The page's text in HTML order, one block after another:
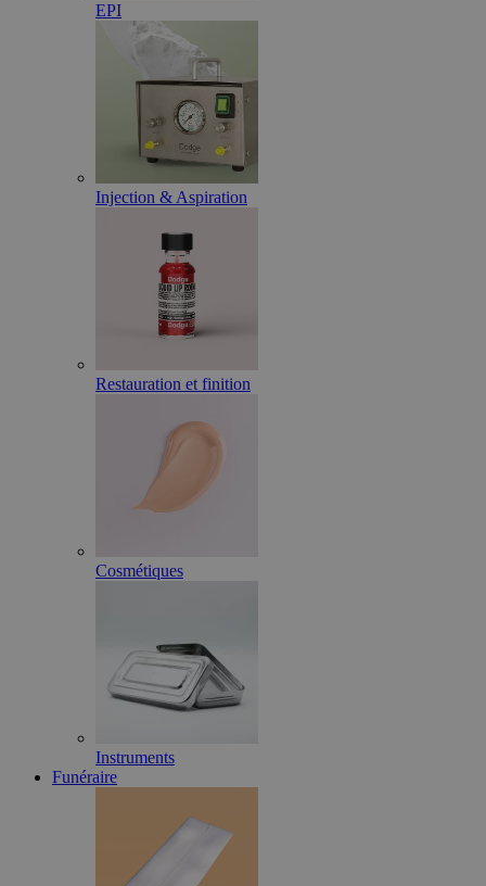
EPI
Injection & Aspiration
Restauration et finition
Cosmétiques
Instruments
Funéraire